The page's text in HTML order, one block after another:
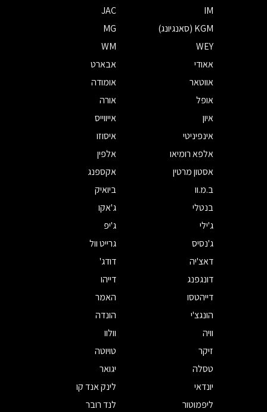
IM
JAC
KGM (סאנגיונג)
MG
WEY
WM
אאודי
אבארט
אווטאר
אומודה
אופל
אורה
איון
אייווייס
אינפיניטי
איסוזו
אלפא רומיאו
אלפין
אסטון מרטין
אקספנג
ב.מ.וו
ביואיק
בנטלי
ג'אקו
ג'ילי
ג'יפ
ג'נסיס
גרייט וול
דאצ'יה
דודג'
דונגפנג
דייהו
דייהטסו
האמר
הונגצ'י
הונדה
וויה
וולוו
זיקר
טויוטה
טסלה
יגואר
יונדאי
לינק אנד קו
ליפמוטור
לנד רובר